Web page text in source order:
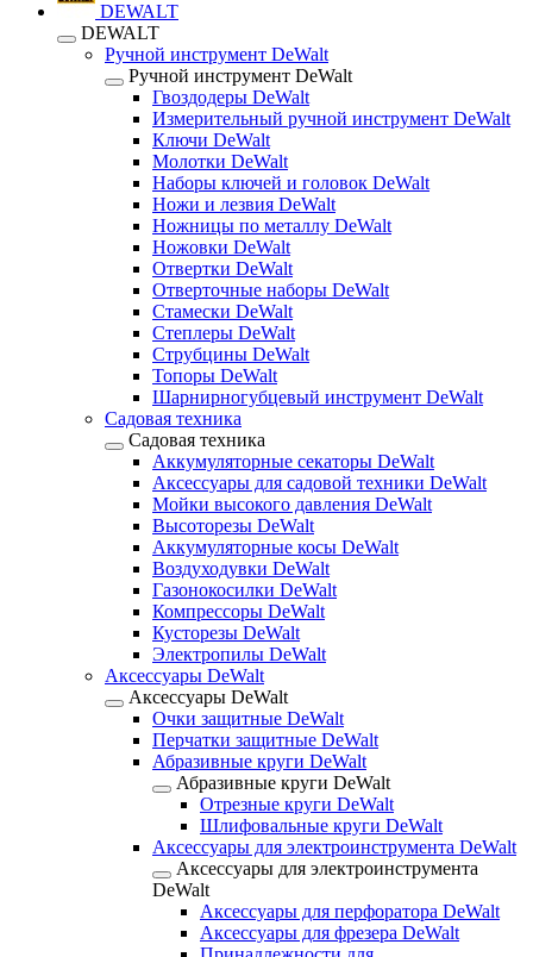
DEWALT
DEWALT
Ручной инструмент DeWalt
Ручной инструмент DeWalt
Гвоздодеры DeWalt
Измерительный ручной инструмент DeWalt
Ключи DeWalt
Молотки DeWalt
Наборы ключей и головок DeWalt
Ножи и лезвия DeWalt
Ножницы по металлу DeWalt
Ножовки DeWalt
Отвертки DeWalt
Отверточные наборы DeWalt
Стамески DeWalt
Степлеры DeWalt
Струбцины DeWalt
Топоры DeWalt
Шарнирногубцевый инструмент DeWalt
Садовая техника
Садовая техника
Аккумуляторные секаторы DeWalt
Аксессуары для садовой техники DeWalt
Мойки высокого давления DeWalt
Высоторезы DeWalt
Аккумуляторные косы DeWalt
Воздуходувки DeWalt
Газонокосилки DeWalt
Компрессоры DeWalt
Кусторезы DeWalt
Электропилы DeWalt
Аксессуары DeWalt
Аксессуары DeWalt
Очки защитные DeWalt
Перчатки защитные DeWalt
Абразивные круги DeWalt
Абразивные круги DeWalt
Отрезные круги DeWalt
Шлифовальные круги DeWalt
Аксессуары для электроинструмента DeWalt
Аксессуары для электроинструмента
DeWalt
Аксессуары для перфоратора DeWalt
Аксессуары для фрезера DeWalt